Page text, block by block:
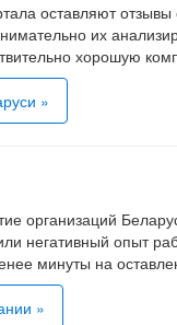
оставляют
их
хорошую
»
организаций
негативный опыт
минуты на
»